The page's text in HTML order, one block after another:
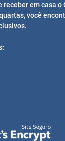
receber em casa o
você